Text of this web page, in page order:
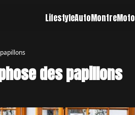
LifestyleAutoMontreMoto
des papillons